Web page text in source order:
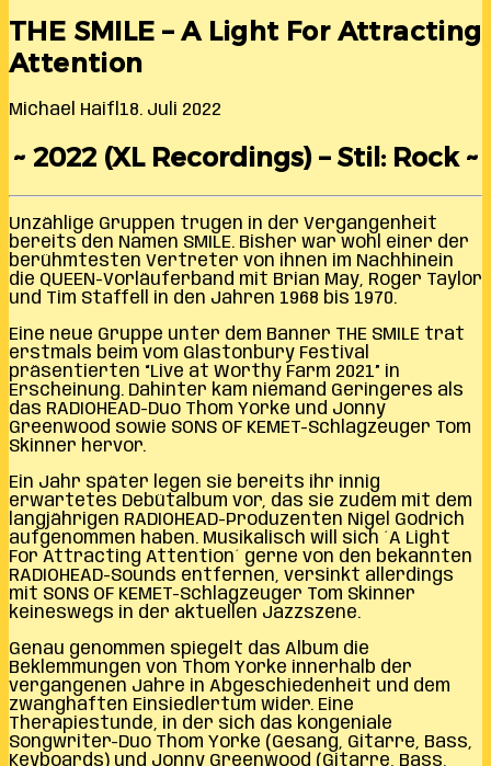
THE SMILE – A Light For Attracting
Attention
Michael Haifl 18. Juli 2022
~ 2022 (XL Recordings) – Stil: Rock ~
Unzählige Gruppen trugen in der Vergangenheit
bereits den Namen SMILE. Bisher war wohl einer der
berühmtesten Vertreter von ihnen im Nachhinein
die QUEEN-Vorläuferband mit Brian May, Roger Taylor
und Tim Staffell in den Jahren 1968 bis 1970.
Eine neue Gruppe unter dem Banner THE SMILE trat
erstmals beim vom Glastonbury Festival
präsentierten “Live at Worthy Farm 2021” in
Erscheinung. Dahinter kam niemand Geringeres als
das RADIOHEAD-Duo Thom Yorke und Jonny
Greenwood sowie SONS OF KEMET-Schlagzeuger Tom
Skinner hervor.
Ein Jahr später legen sie bereits ihr innig
erwartetes Debütalbum vor, das sie zudem mit dem
langjährigen RADIOHEAD-Produzenten Nigel Godrich
aufgenommen haben. Musikalisch will sich ´A Light
For Attracting Attention´ gerne von den bekannten
RADIOHEAD-Sounds entfernen, versinkt allerdings
mit SONS OF KEMET-Schlagzeuger Tom Skinner
keineswegs in der aktuellen Jazzszene.
Genau genommen spiegelt das Album die
Beklemmungen von Thom Yorke innerhalb der
vergangenen Jahre in Abgeschiedenheit und dem
zwanghaften Einsiedlertum wider. Eine
Therapiestunde, in der sich das kongeniale
Songwriter-Duo Thom Yorke (Gesang, Gitarre, Bass,
Keyboards) und Jonny Greenwood (Gitarre, Bass,